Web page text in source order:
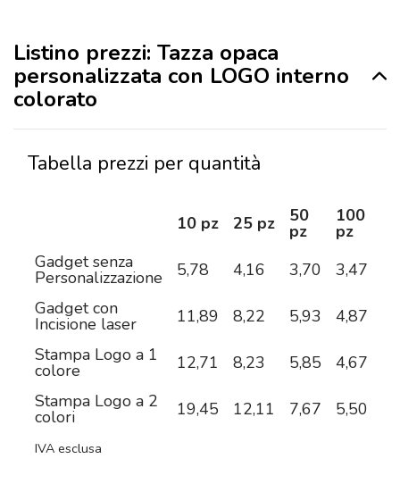
Listino prezzi: Tazza opaca
personalizzata con LOGO interno
colorato
Tabella prezzi per quantità
10 pz 25 pz 50
pz
100
pz
Gadget senza
Personalizzazione 5,78 4,16 3,70 3,47
Gadget con
Incisione laser 11,89 8,22 5,93 4,87
Stampa Logo a 1
colore 12,71 8,23 5,85 4,67
Stampa Logo a 2
colori 19,45 12,11 7,67 5,50
IVA esclusa